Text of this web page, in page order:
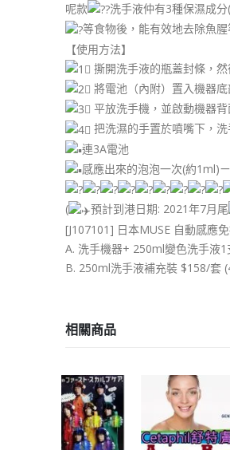
呢款
洗手液仲有3種保濕成
等食物後，能有效地去除魚腥
【使用方法】
撕開洗手液的瓶蓋封條，
將電池（內附）置入機器底
平放洗手機，並啟動機器背
把洗濕的手置於噴嘴下，
連3A電池
感應出來的泡泡一次(約1ml)
( 預計到港日期: 2021年7月尾
[J107101] 日本MUSE 自動感應
A. 洗手機器+ 250ml變色洗手液1
B. 250ml洗手液補充裝 $158/套
相關商品